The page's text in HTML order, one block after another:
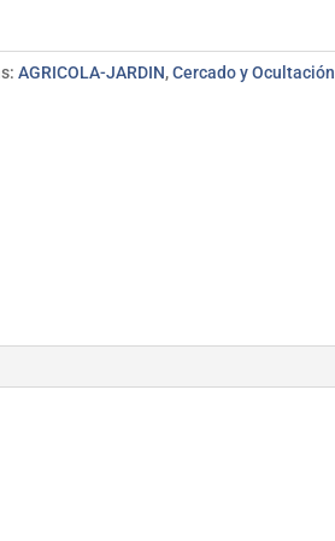
AGRICOLA-JARDIN,Cercado y Ocultación